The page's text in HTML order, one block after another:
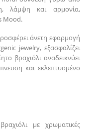
λάμψη και αρμονία,
Mood.
άνετη εφαρμογή
jewelry, εξασφαλίζει
βραχιόλι αναδεικνύει
και εκλεπτυσμένο
με χρωματικές